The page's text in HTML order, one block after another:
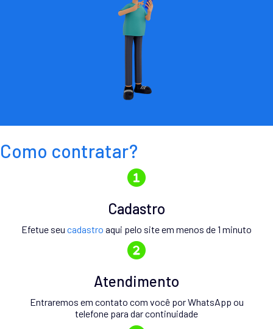
Como contratar?
Cadastro
Efetue seu cadastro aqui pelo site em menos de 1 minuto
Atendimento
Entraremos em contato com você por WhatsApp ou
telefone para dar continuidade